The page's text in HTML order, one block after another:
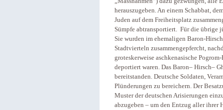
herauszugeben. An einem Schabbat,
Juden auf dem Freiheitsplatz
Sümpfe abtransportiert. Für die übrige
Sie wurden im ehemaligen Baron-
Stadtvierteln zusammengepfercht,
groteskerweise aschkenasische
deportiert waren. Das Baron– Hirsch–
bereitstanden. Deutsche Soldaten,
Plünderungen zu bereichern. Der
Muster der deutschen Arisierungen
abzugeben – um den Entzug aller ihrer